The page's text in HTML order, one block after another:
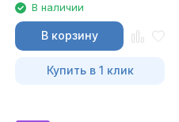
В наличии
В корзину
Купить в 1 клик